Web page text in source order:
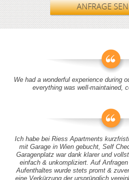
ANFRAGE
We had a wonderful experience during
everything was well-maintained,
Ich habe bei Riess Apartments
mit Garage in Wien gebucht, Self
Garagenplatz war dank klarer und
einfach & unkompliziert. Auf
Aufenthaltes wurde stets promt &
eine Verkürzung der ursprünglich